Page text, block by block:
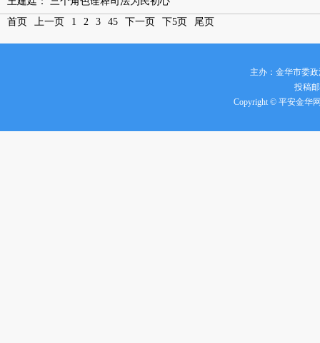
首页
上一页 1 2 3 45 下一页 下5页 尾页
主办：金华市委
投稿
Copyright © 平安金华